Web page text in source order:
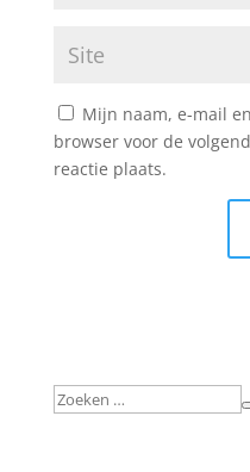
Mijn naam, e-mail
browser voor de
reactie plaats.